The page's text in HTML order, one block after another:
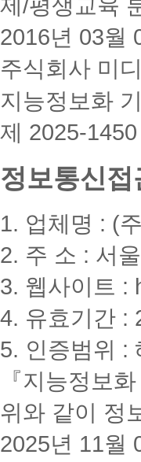
제/평생교육
2016년 03월
주식회사 미
지능정보화
제 2025-1450
정보통신
1. 업체명 : (
2. 주 소 : 서
3. 웹사이트 :
4. 유효기간 :
5. 인증범위 :
『지능정보
위와 같이 정
2025년 11월